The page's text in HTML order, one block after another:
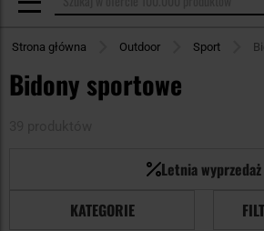
Strona główna Outdoor Sport
Bidony sportowe
Letnia wyprzedaż
KATEGORIE